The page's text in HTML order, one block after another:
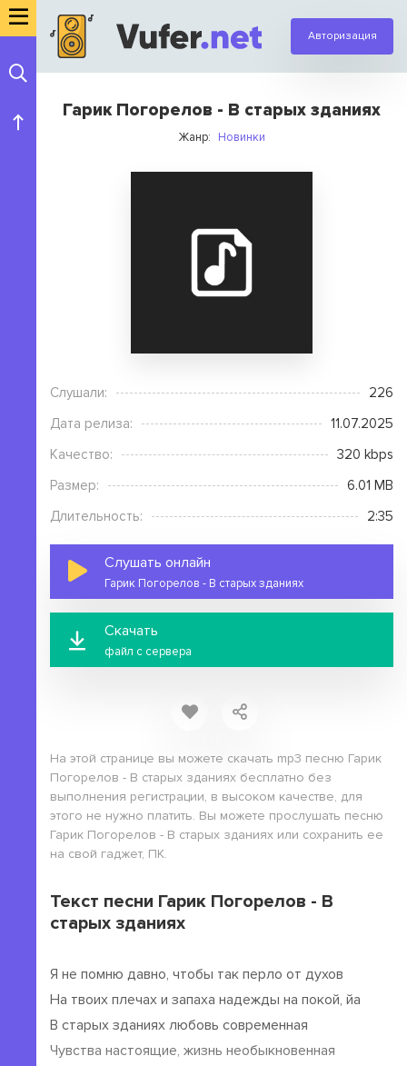
Авторизация
Гарик Погорелов - В старых зданиях
Жанр: Новинки
Слушали:
226
Дата релиза:
11.07.2025
Качество:
320 kbps
Размер:
6.01 MB
Длительность:
2:35
Слушать онлайн
Гарик Погорелов - В старых зданиях
Скачать
файл с сервера
На этой странице вы можете скачать mp3 песню Гарик
Погорелов - В старых зданиях бесплатно без
выполнения регистрации, в высоком качестве, для
этого не нужно платить. Вы можете прослушать песню
Гарик Погорелов - В старых зданиях или сохранить ее
на свой гаджет, ПК.
Текст песни Гарик Погорелов - В
старых зданиях
Я не помню давно, чтобы так перло от духов
На твоих плечах и запаха надежды на покой, йа
В старых зданиях любовь современная
Чувства настоящие, жизнь необыкновенная